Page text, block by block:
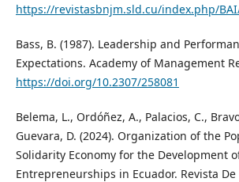
https://revistasbnjm.sld.cu/index.php/
Bass, B. (1987). Leadership and
Expectations. Academy of Management
https://doi.org/10.2307/258081
Belema, L., Ordóñez, A., Palacios, C.,
Guevara, D. (2024). Organization of the
Solidarity Economy for the Development
Entrepreneurships in Ecuador. Revista De